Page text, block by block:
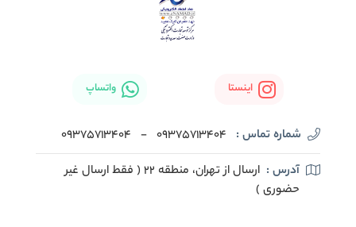
اینستا واتساپ
شماره تماس : 09375713404
-
09375713404
آدرس :
ارسال از تهران، منطقه 22 ( فقط ارسال غیر
حضوری )